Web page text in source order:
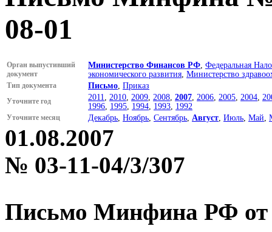
08-01
Орган выпустивший
документ
Министерство Финансов РФ Федеральная
экономического развития Министерство
Тип документа Письмо Приказ
Уточните год 2011 2010 2009 2008 2007 2006 2005 2004
1996 1995 1994 1993 1992
Уточните месяц Декабрь Ноябрь Сентябрь Август Июль Май
01.08.2007
№ 03-11-04/3/307
Письмо Минфина РФ от